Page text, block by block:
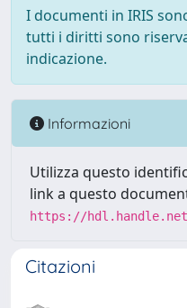
I documenti in IRIS
tutti i diritti sono
indicazione.
Informazioni
Utilizza questo
link a questo
https://hdl.handle.net/
Citazioni